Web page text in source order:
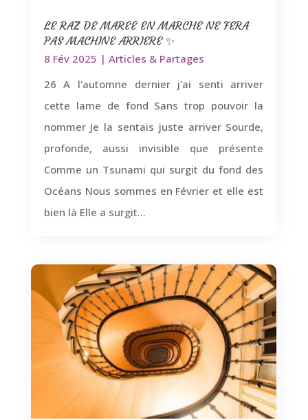
LE RAZ DE MAREE EN MARCHE NE FERA
PAS MACHINE ARRIERE ✨
8 Fév 2025 | Articles & Partages
26 A l'automne dernier j'ai senti arriver
cette lame de fond Sans trop pouvoir la
nommer Je la sentais juste arriver Sourde,
profonde, aussi invisible que présente
Comme un Tsunami qui surgit du fond des
Océans Nous sommes en Février et elle est
bien là Elle a surgit...